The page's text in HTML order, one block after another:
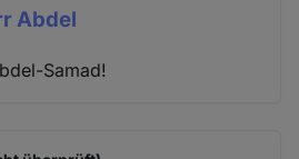
Abdel
Samad!